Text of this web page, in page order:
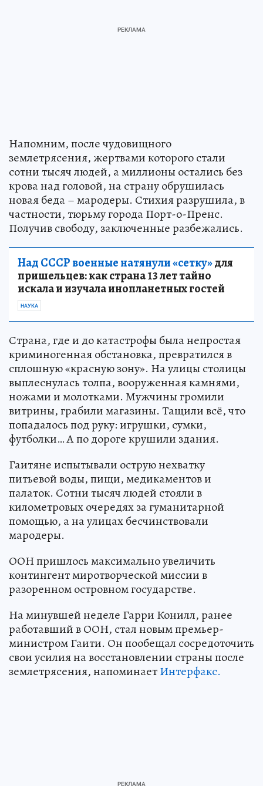
Напомним, после чудовищного
землетрясения, жертвами которого стали
сотни тысяч людей, а миллионы остались без
крова над головой, на страну обрушилась
новая беда – мародеры. Стихия разрушила, в
частности, тюрьму города Порт-о-Пренс.
Получив свободу, заключенные разбежались.
Над СССР военные натянули «сетку»для
пришельцев: как страна 13 лет тайно
искала и изучала инопланетных гостей
НАУКА
Страна, где и до катастрофы была непростая
криминогенная обстановка, превратился в
сплошную «красную зону». На улицы столицы
выплеснулась толпа, вооруженная камнями,
ножами и молотками. Мужчины громили
витрины, грабили магазины. Тащили всё, что
попадалось под руку: игрушки, сумки,
футболки… А по дороге крушили здания.
Гаитяне испытывали острую нехватку
питьевой воды, пищи, медикаментов и
палаток. Сотни тысяч людей стояли в
километровых очередях за гуманитарной
помощью, а на улицах бесчинствовали
мародеры.
ООН пришлось максимально увеличить
контингент миротворческой миссии в
разоренном островном государстве.
На минувшей неделе Гарри Конилл, ранее
работавший в ООН, стал новым премьер-
министром Гаити. Он пообещал сосредоточить
свои усилия на восстановлении страны после
землетрясения, напоминаетИнтерфакс.